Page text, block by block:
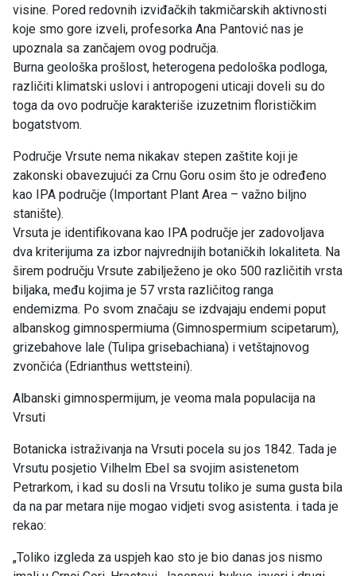
visine. Pored redovnih izviđačkih takmičarskih aktivnosti
koje smo gore izveli, profesorka Ana Pantović nas je
upoznala sa zančajem ovog područja.
Burna geološka prošlost, heterogena pedološka podloga,
različiti klimatski uslovi i antropogeni uticaji doveli su do
toga da ovo područje karakteriše izuzetnim florističkim
bogatstvom.
Područje Vrsute nema nikakav stepen zaštite koji je
zakonski obavezujući za Crnu Goru osim što je određeno
kao IPA područje (Important Plant Area – važno biljno
stanište).
Vrsuta je identifikovana kao IPA područje jer zadovoljava
dva kriterijuma za izbor najvrednijih botaničkih lokaliteta. Na
širem području Vrsute zabilježeno je oko 500 različitih vrsta
biljaka, među kojima je 57 vrsta različitog ranga
endemizma. Po svom značaju se izdvajaju endemi poput
albanskog gimnospermiuma (Gimnospermium scipetarum),
grizebahove lale (Tulipa grisebachiana) i vetštajnovog
zvončića (Edrianthus wettsteini).
Albanski gimnospermijum, je veoma mala populacija na
Vrsuti
Botanicka istraživanja na Vrsuti pocela su jos 1842. Tada je
Vrsutu posjetio Vilhelm Ebel sa svojim asistenetom
Petrarkom, i kad su dosli na Vrsutu toliko je suma gusta bila
da na par metara nije mogao vidjeti svog asistenta. i tada je
rekao:
„Toliko izgleda za uspjeh kao sto je bio danas jos nismo